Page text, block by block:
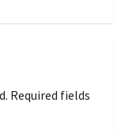
Required fields